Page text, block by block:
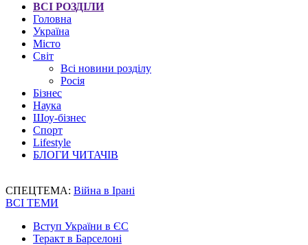
ВСІ РОЗДІЛИ
Головна
Україна
Місто
Світ
Всі новини розділу
Росія
Бізнес
Наука
Шоу-бізнес
Спорт
Lifestyle
БЛОГИ ЧИТАЧІВ
СПЕЦТЕМА: Війна в Ірані
ВСІ ТЕМИ
Вступ України в ЄС
Теракт в Барселоні